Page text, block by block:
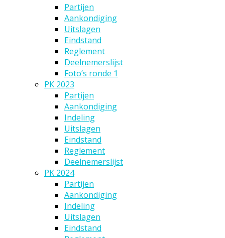
Partijen
Aankondiging
Uitslagen
Eindstand
Reglement
Deelnemerslijst
Foto’s ronde 1
PK 2023
Partijen
Aankondiging
Indeling
Uitslagen
Eindstand
Reglement
Deelnemerslijst
PK 2024
Partijen
Aankondiging
Indeling
Uitslagen
Eindstand